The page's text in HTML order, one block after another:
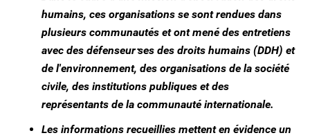
humains, ces organisations se sont rendues dans
plusieurs communautés et ont mené des entretiens
avec des défenseur⸱ses des droits humains (DDH) et
de l'environnement, des organisations de la société
civile, des institutions publiques et des
représentants de la communauté internationale.
Les informations recueillies mettent en évidence un